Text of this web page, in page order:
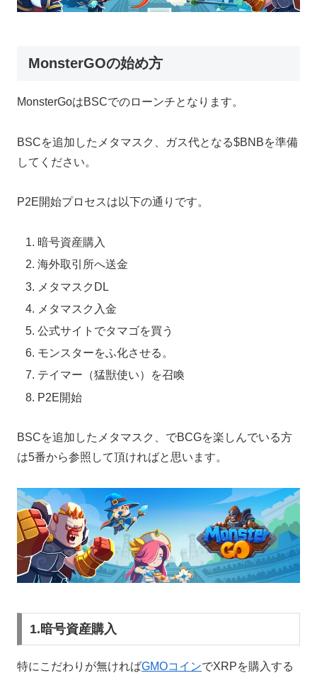
MonsterGOの始め方
MonsterGoはBSCでのローンチとなります。
BSCを追加したメタマスク、ガス代となる$BNBを準備
してください。
P2E開始プロセスは以下の通りです。
暗号資産購入
海外取引所へ送金
メタマスクDL
メタマスク入金
公式サイトでタマゴを買う
モンスターをふ化させる。
テイマー（猛獣使い）を召喚
P2E開始
BSCを追加したメタマスク、でBCGを楽しんでいる方
は5番から参照して頂ければと思います。
1.暗号資産購入
特にこだわりが無ければGMOコインでXRPを購入する